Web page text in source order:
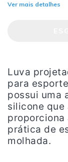
Ver mais detalhes
Luva
para
possui uma
silicone que
proporciona
prática de
molhada.